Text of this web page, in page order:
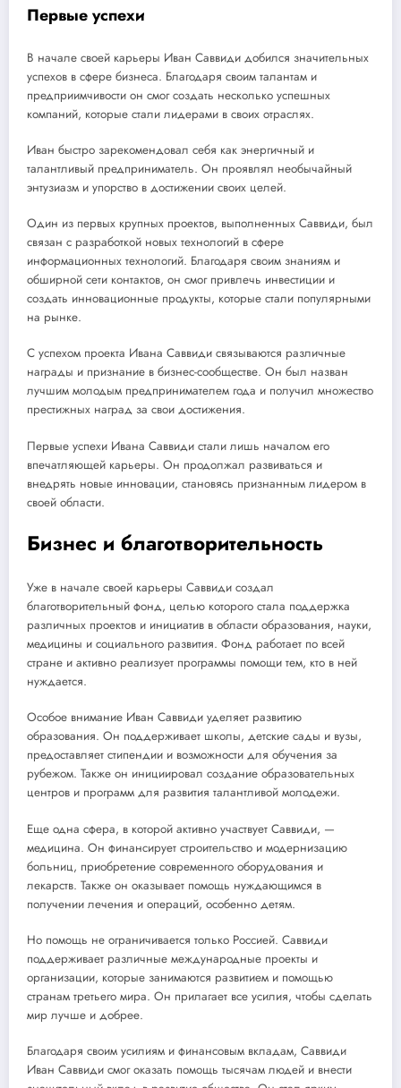
Первые успехи
В начале своей карьеры Иван Саввиди добился значительных
успехов в сфере бизнеса. Благодаря своим талантам и
предприимчивости он смог создать несколько успешных
компаний, которые стали лидерами в своих отраслях.
Иван быстро зарекомендовал себя как энергичный и
талантливый предприниматель. Он проявлял необычайный
энтузиазм и упорство в достижении своих целей.
Один из первых крупных проектов, выполненных Саввиди, был
связан с разработкой новых технологий в сфере
информационных технологий. Благодаря своим знаниям и
обширной сети контактов, он смог привлечь инвестиции и
создать инновационные продукты, которые стали популярными
на рынке.
С успехом проекта Ивана Саввиди связываются различные
награды и признание в бизнес-сообществе. Он был назван
лучшим молодым предпринимателем года и получил множество
престижных наград за свои достижения.
Первые успехи Ивана Саввиди стали лишь началом его
впечатляющей карьеры. Он продолжал развиваться и
внедрять новые инновации, становясь признанным лидером в
своей области.
Бизнес и благотворительность
Уже в начале своей карьеры Саввиди создал
благотворительный фонд, целью которого стала поддержка
различных проектов и инициатив в области образования, науки,
медицины и социального развития. Фонд работает по всей
стране и активно реализует программы помощи тем, кто в ней
нуждается.
Особое внимание Иван Саввиди уделяет развитию
образования. Он поддерживает школы, детские сады и вузы,
предоставляет стипендии и возможности для обучения за
рубежом. Также он инициировал создание образовательных
центров и программ для развития талантливой молодежи.
Еще одна сфера, в которой активно участвует Саввиди, —
медицина. Он финансирует строительство и модернизацию
больниц, приобретение современного оборудования и
лекарств. Также он оказывает помощь нуждающимся в
получении лечения и операций, особенно детям.
Но помощь не ограничивается только Россией. Саввиди
поддерживает различные международные проекты и
организации, которые занимаются развитием и помощью
странам третьего мира. Он прилагает все усилия, чтобы сделать
мир лучше и добрее.
Благодаря своим усилиям и финансовым вкладам, Саввиди
Иван Саввиди смог оказать помощь тысячам людей и внести